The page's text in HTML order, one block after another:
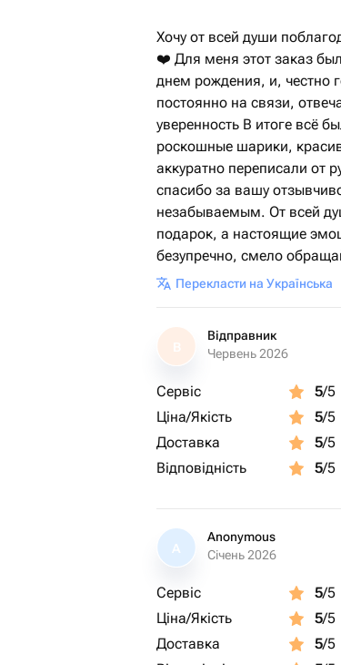
Хочу от всей души
❤️ Для меня этот заказ
днем рождения, и, честно
постоянно на связи,
уверенность В итоге всё
роскошные шарики,
аккуратно переписали от
спасибо за вашу
незабываемым. От всей
подарок, а настоящие
безупречно, смело
Перекласти на Українська
В
Відправник
Червень 2026
Сервіс 5/5
Ціна/Якість
5/5
Доставка
5/5
Відповідність
5/5
A
Anonymous
Січень 2026
Сервіс 5/5
Ціна/Якість
5/5
Доставка
5/5